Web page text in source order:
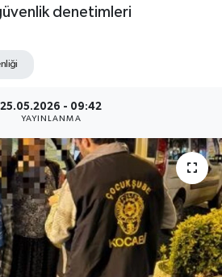
denetimleri
25.05.2026 - 09:42
YAYINLANMA